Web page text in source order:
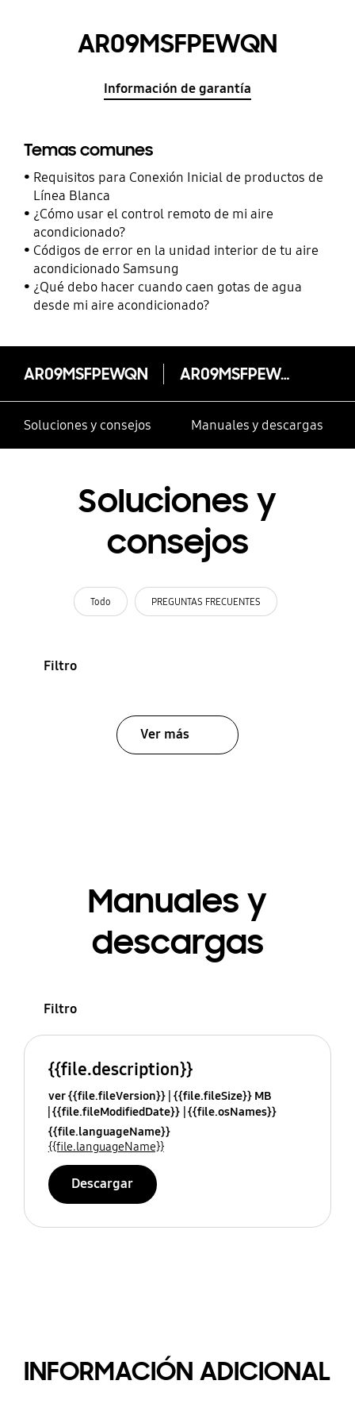
AR09MSFPEWQN
Información de garantía
Temas comunes
Requisitos para Conexión Inicial de productos de
Línea Blanca
¿Cómo usar el control remoto de mi aire
acondicionado?
Códigos de error en la unidad interior de tu aire
acondicionado Samsung
¿Qué debo hacer cuando caen gotas de agua
desde mi aire acondicionado?
AR09MSFPEWQN AR09MSFPEWQN
Soluciones y consejos Manuales y descargas
Soluciones y
consejos
Todo PREGUNTAS FRECUENTES
Filtro
Ver más
Manuales y
descargas
Filtro
{{file.description}}
ver {{file.fileVersion}} {{file.fileSize}} MB
{{file.fileModifiedDate}} {{file.osNames}}
{{file.languageName}}
{{file.languageName}}
Descargar
INFORMACIÓN ADICIONAL